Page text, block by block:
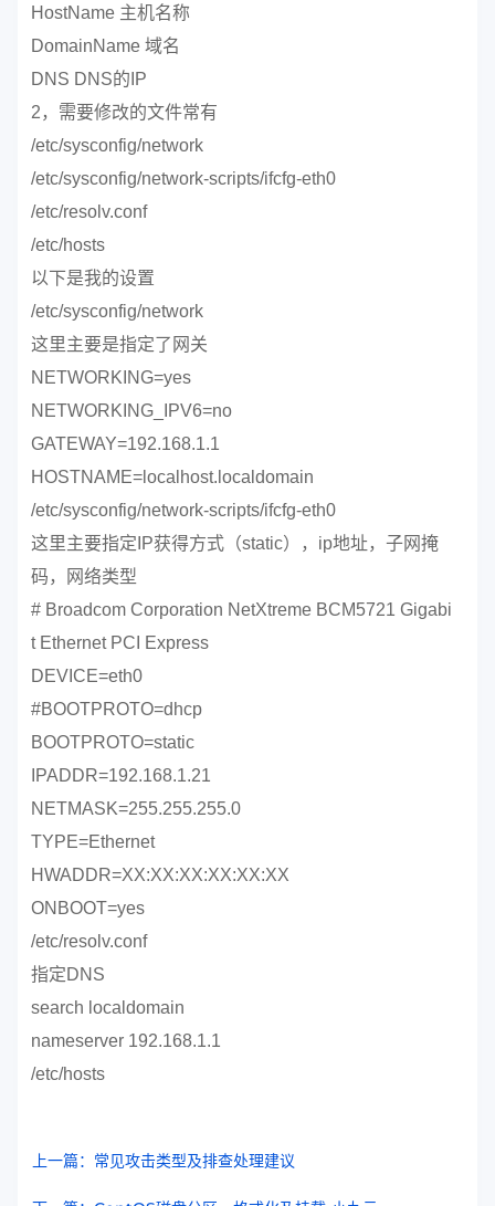
HostName 主机名称
DomainName 域名
DNS DNS的IP
2，需要修改的文件常有
/etc/sysconfig/network
/etc/sysconfig/network-scripts/ifcfg-eth0
/etc/resolv.conf
/etc/hosts
以下是我的设置
/etc/sysconfig/network
这里主要是指定了网关
NETWORKING=yes
NETWORKING_IPV6=no
GATEWAY=192.168.1.1
HOSTNAME=localhost.localdomain
/etc/sysconfig/network-scripts/ifcfg-eth0
这里主要指定IP获得方式（static），ip地址，子网掩
码，网络类型
# Broadcom Corporation NetXtreme BCM5721 Gigabi
t Ethernet PCI Express
DEVICE=eth0
#BOOTPROTO=dhcp
BOOTPROTO=static
IPADDR=192.168.1.21
NETMASK=255.255.255.0
TYPE=Ethernet
HWADDR=XX:XX:XX:XX:XX:XX
ONBOOT=yes
/etc/resolv.conf
指定DNS
search localdomain
nameserver 192.168.1.1
/etc/hosts
上一篇：常见攻击类型及排查处理建议